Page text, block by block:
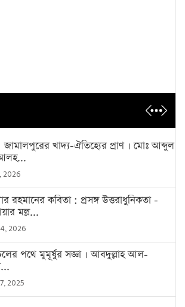
জামালপুরের খাদ্য-ঐতিহ্যের প্রাণ । মোঃ আব্দুল
2026
রহমানের কবিতা : প্রসঙ্গ উত্তরাধুনিকতা -
মল্ল...
2026
পথে মুমূর্ষুর সজ্ঞা । আবদুল্লাহ আল-
2025